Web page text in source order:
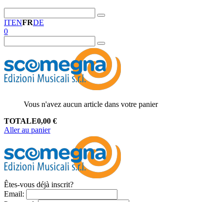
ITENFRDE
0
Vous n'avez aucun article dans votre panier
TOTALE0,00 €
Aller au panier
Êtes-vous déjà inscrit?
Email: